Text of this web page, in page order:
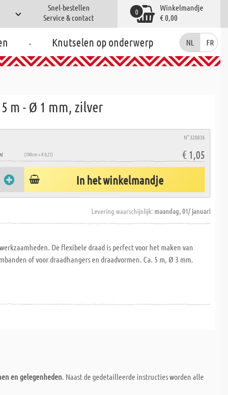
Snel-bestellen
Service & contact
Winkelmandje
€ 0,00
0
. Knutselen op onderwerp NL FR
m - Ø 1 mm, zilver
N° 320036
(100cm = € 0,21) € 1,05
In het winkelmandje
Levering waarschijnlijk: maandag, 01/ januari
De flexibele draad is perfect voor het maken van
of voor draadhangers en draadvormen. Ca. 5 m, Ø 3 mm.
en gelegenheden. Naast de gedetailleerde instructies worden alle